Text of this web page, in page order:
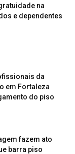
na
e dependentes
da
em Fortaleza
do piso
fazem ato
barra piso